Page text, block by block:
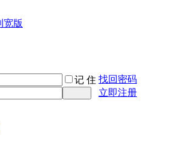
宽版
记 住 找回密码
立即注册